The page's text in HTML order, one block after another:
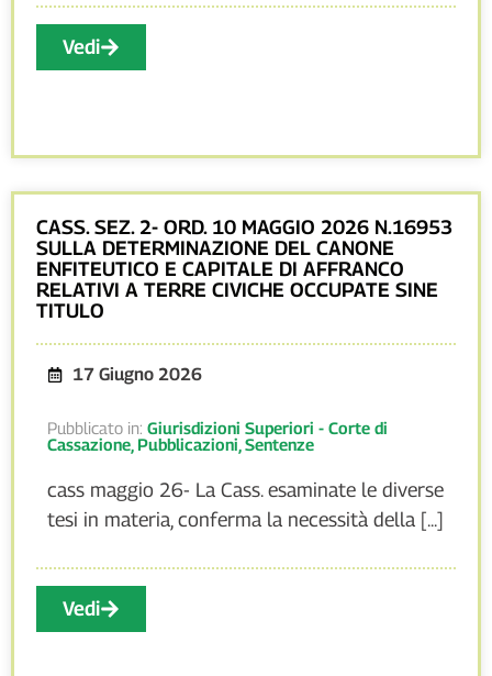
Vedi
CASS. SEZ. 2- ORD. 10 MAGGIO 2026 N.16953
SULLA DETERMINAZIONE DEL CANONE
ENFITEUTICO E CAPITALE DI AFFRANCO
RELATIVI A TERRE CIVICHE OCCUPATE SINE
TITULO
17 Giugno 2026
Pubblicato in: Giurisdizioni Superiori - Corte di
Cassazione, Pubblicazioni, Sentenze
cass maggio 26- La Cass. esaminate le diverse
tesi in materia, conferma la necessità della [...]
Vedi